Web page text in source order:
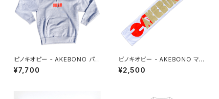
ピノキオピー - AKEBONO パ
ーカー
¥7,700
ピノキオピー - AKEBONO マフ
ラータオル
¥2,500